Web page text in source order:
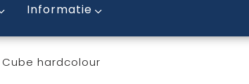
Informatie
hardcolour